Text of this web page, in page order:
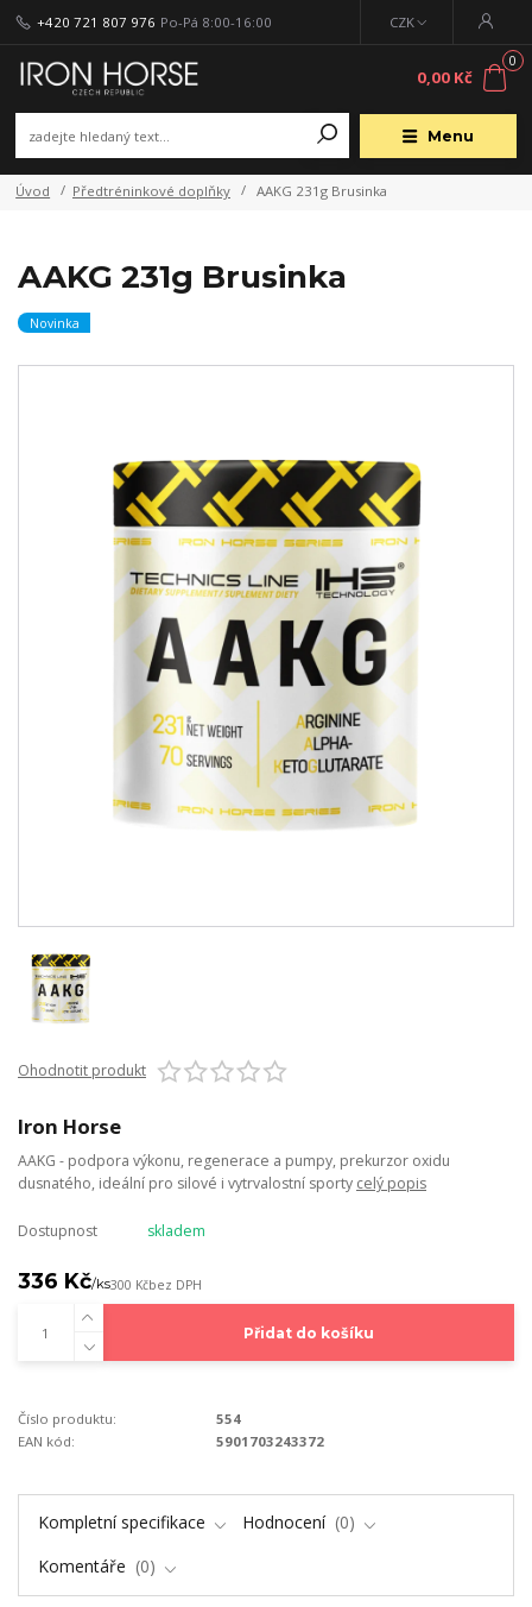
Menu
CZK
+420 721 807 976 Po-Pá 8:00-16:00
0
0,00 Kč
Úvod Předtréninkové doplňky AAKG 231g Brusinka
AAKG 231g Brusinka
Novinka
Ohodnotit produkt
Iron Horse
AAKG - podpora výkonu, regenerace a pumpy, prekurzor oxidu
dusnatého, ideální pro silové i vytrvalostní sporty celý popis
Dostupnost skladem
336 Kč/ks300 Kčbez DPH
Přidat do košíku
Číslo produktu:
554
EAN kód:
5901703243372
Kompletní specifikace Hodnocení
0
Komentáře
0